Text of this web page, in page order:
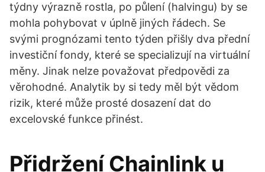
týdny výrazně rostla, po půlení (halvingu) by se
mohla pohybovat v úplně jiných řádech. Se
svými prognózami tento týden přišly dva přední
investiční fondy, které se specializují na virtuální
měny. Jinak nelze považovat předpovědi za
věrohodné. Analytik by si tedy měl být vědom
rizik, které může prosté dosazení dat do
excelovské funkce přinést.
Přidržení Chainlink u